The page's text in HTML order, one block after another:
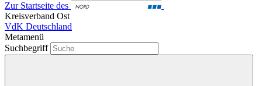
Zur Startseite des
Kreisverband Ost
VdK Deutschland
Metamenü
Suchbegriff